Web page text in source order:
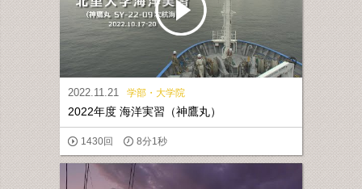
2022.11.21 学部・大学院
2022年度 海洋実習（神鷹丸）
1430回 8分1秒